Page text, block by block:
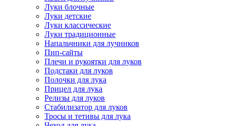
Луки блочные
Луки детские
Луки классические
Луки традиционные
Напальчники для лучников
Пип-сайты
Плечи и рукоятки для луков
Подстаки для луков
Полочки для лука
Прицел для лука
Релизы для луков
Стабилизатор для луков
Тросы и тетивы для лука